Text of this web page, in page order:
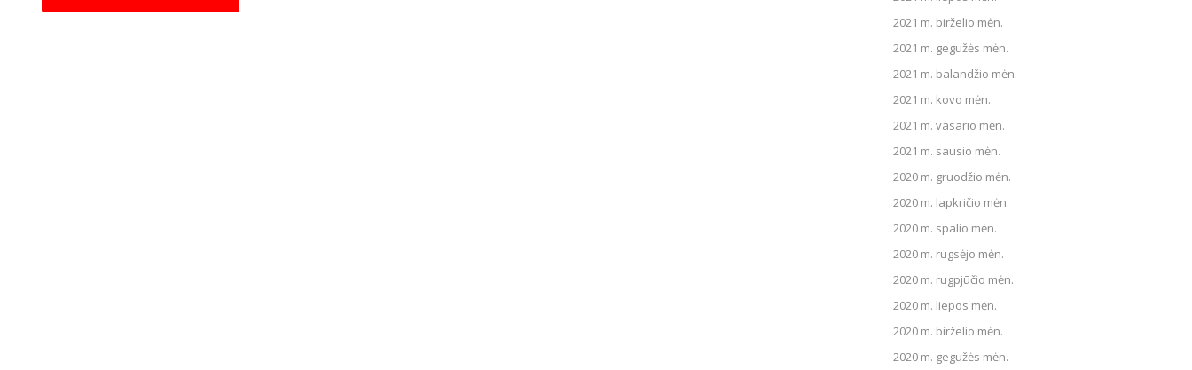
2021 m. birželio mėn.
2021 m. gegužės mėn.
2021 m. balandžio mėn.
2021 m. kovo mėn.
2021 m. vasario mėn.
2021 m. sausio mėn.
2020 m. gruodžio mėn.
2020 m. lapkričio mėn.
2020 m. spalio mėn.
2020 m. rugsėjo mėn.
2020 m. rugpjūčio mėn.
2020 m. liepos mėn.
2020 m. birželio mėn.
2020 m. gegužės mėn.